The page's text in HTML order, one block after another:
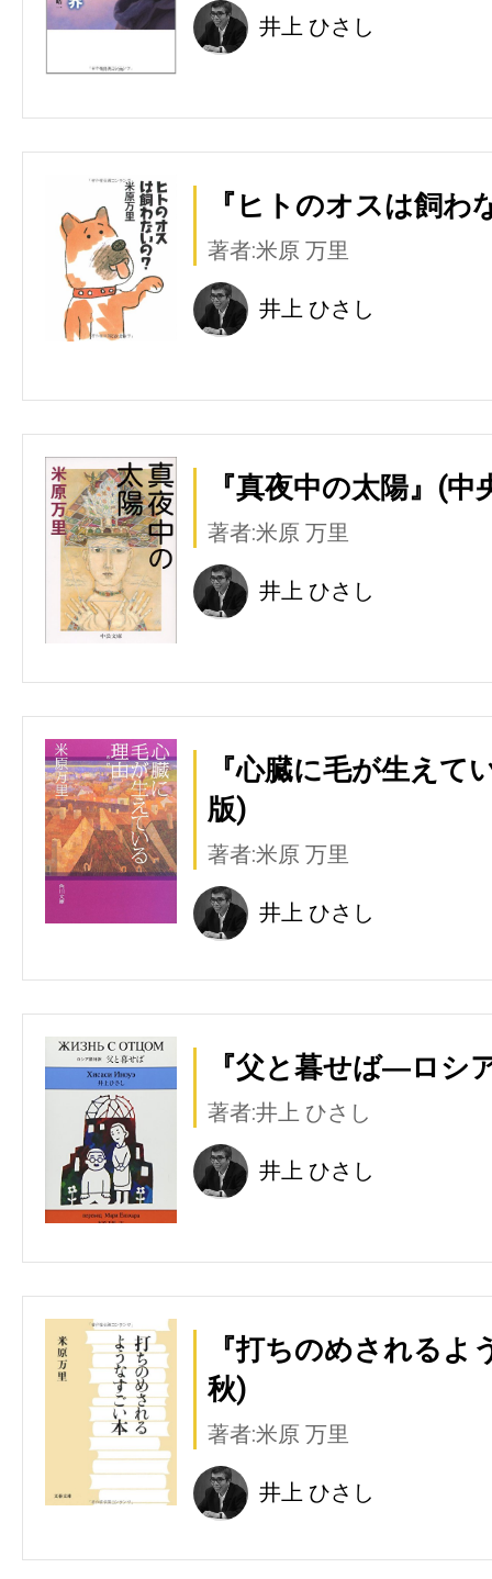
井上 ひさし
『ヒトのオスは飼わ
著者:米原 万里
井上 ひさし
『真夜中の太陽』(中
著者:米原 万里
井上 ひさし
『心臓に毛が生えて
版)
著者:米原 万里
井上 ひさし
『父と暮せば―ロシ
著者:井上 ひさし
井上 ひさし
『打ちのめされるよ
秋)
著者:米原 万里
井上 ひさし